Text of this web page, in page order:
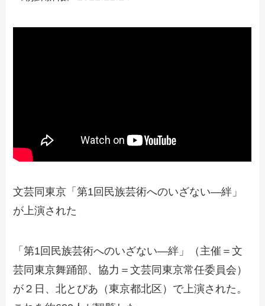
文芸同東京「第1回民族芸術へのいざない―絆」
が上演された
「第1回民族芸術へのいざない―絆」（主催＝文
芸同東京舞踊部、協力＝文芸同東京常任委員会）
が２日、北とぴあ（東京都北区）で上演された。